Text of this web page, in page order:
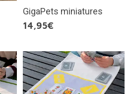
GigaPets miniatures
14,95€